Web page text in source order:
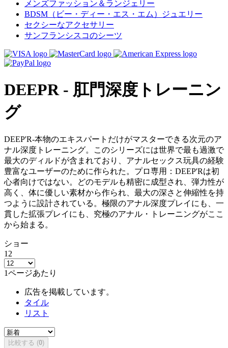
メンズファッション＆ランジェリー
BDSM（ビー・ディー・エス・エム）ジュエリー
セクシーなアクセサリー
サンフランシスコのシーツ
DEEPR - 肛門深度トレーニン
グ
DEEP'R-本物のエキスパートだけがマスターできる次元のア
ナル深度トレーニング。このシリーズには世界で最も過激で
最大のディルドが含まれており、アナルセックス玩具の経験
豊富なユーザーのために作られた。プロ専用：DEEP'Rは初
心者向けではない。どのモデルも精密に成型され、弾力性が
高く、体に優しい素材から作られ、最大の深さと伸縮性を持
つように設計されている。極限のアナル深度プレイにも、一
貫した拡張プレイにも、究極のアナル・トレーニングがここ
から始まる。
ショー
12
1ページあたり
広告を掲載しています。
タイル
リスト
比較する (0)